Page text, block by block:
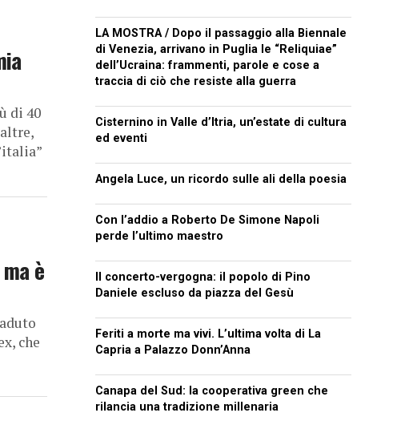
di 40
è
che
LA MOSTRA / Dopo il passaggio alla Biennale
di Venezia, arrivano in Puglia le “Reliquiae”
dell’Ucraina: frammenti, parole e cose a
traccia di ciò che resiste alla guerra
Cisternino in Valle d’Itria, un’estate di cultura
ed eventi
Angela Luce, un ricordo sulle ali della poesia
Con l’addio a Roberto De Simone Napoli
perde l’ultimo maestro
Il concerto-vergogna: il popolo di Pino
Daniele escluso da piazza del Gesù
Feriti a morte ma vivi. L’ultima volta di La
Capria a Palazzo Donn’Anna
Canapa del Sud: la cooperativa green che
rilancia una tradizione millenaria